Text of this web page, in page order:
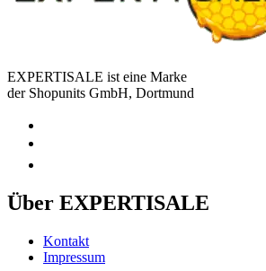
EXPERTISALE ist eine Marke
der Shopunits GmbH, Dortmund
Über EXPERTISALE
Kontakt
Impressum